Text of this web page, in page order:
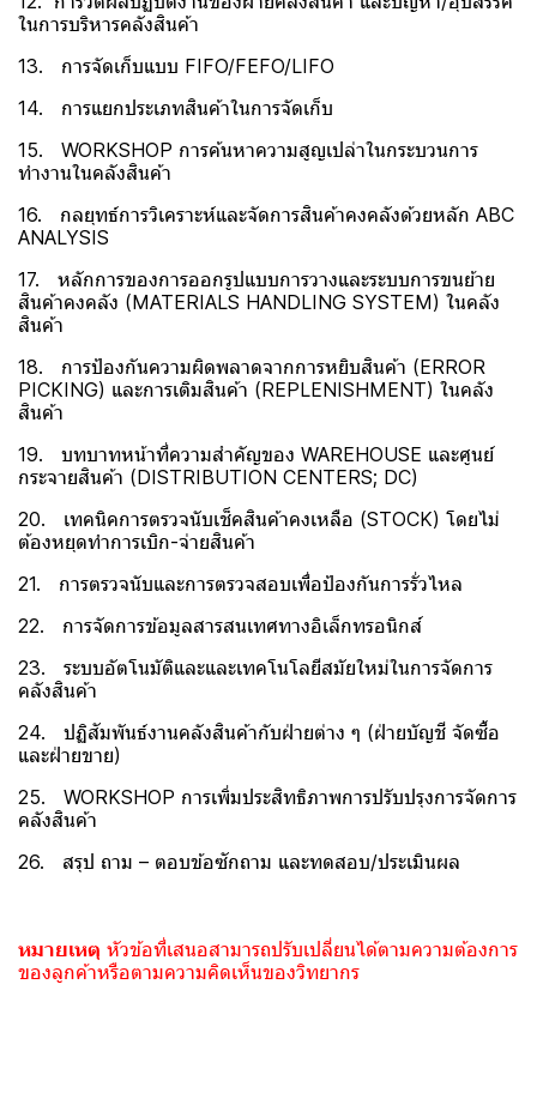
ในการบริหารคลังสินค้า
13. การจัดเก็บแบบ FIFO/FEFO/LIFO
14. การแยกประเภทสินค้าในการจัดเก็บ
15. WORKSHOP การค้นหาความสูญเปล่าในกระบวนการ
ทำงานในคลังสินค้า
16. กลยุทธ์การวิเคราะห์และจัดการสินค้าคงคลังด้วยหลัก ABC
ANALYSIS
17. หลักการของการออกรูปแบบการวางและระบบการขนย้าย
สินค้าคงคลัง (MATERIALS HANDLING SYSTEM) ในคลัง
สินค้า
18. การป้องกันความผิดพลาดจากการหยิบสินค้า (ERROR
PICKING) และการเติมสินค้า (REPLENISHMENT) ในคลัง
สินค้า
19. บทบาทหน้าที่ความสำคัญของ WAREHOUSE และศูนย์
กระจายสินค้า (DISTRIBUTION CENTERS; DC)
20. เทคนิคการตรวจนับเช็คสินค้าคงเหลือ (STOCK) โดยไม่
ต้องหยุดทำการเบิก-จ่ายสินค้า
21. การตรวจนับและการตรวจสอบเพื่อป้องกันการรั่วไหล
22. การจัดการข้อมูลสารสนเทศทางอิเล็กทรอนิกส์
23. ระบบอัตโนมัติและและเทคโนโลยีสมัยใหม่ในการจัดการ
คลังสินค้า
24. ปฏิสัมพันธ์งานคลังสินค้ากับฝ่ายต่าง ๆ (ฝ่ายบัญชี จัดซื้อ
และฝ่ายขาย)
25. WORKSHOP การเพิ่มประสิทธิภาพการปรับปรุงการจัดการ
คลังสินค้า
26. สรุป ถาม – ตอบข้อซักถาม และทดสอบ/ประเมินผล
หมายเหตุ หัวข้อที่เสนอสามารถปรับเปลี่ยนได้ตามความต้องการ
ของลูกค้าหรือตามความคิดเห็นของวิทยากร